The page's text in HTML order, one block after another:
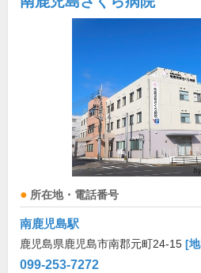
所在地・電話番号
南鹿児島駅
鹿児島県鹿児島市南郡元町24-15 [
099-253-7272